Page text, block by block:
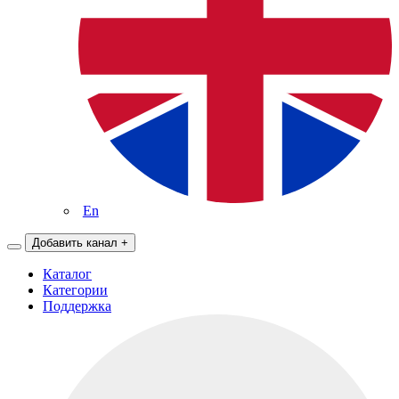
En
Добавить канал +
Каталог
Категории
Поддержка